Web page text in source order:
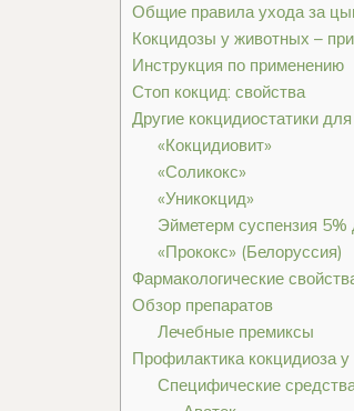
Общие правила ухода за
Кокцидозы у животных –
Инструкция по применению
Стоп кокцид: свойства
Другие кокцидиостатики
«Кокцидиовит»
«Соликокс»
«Уникокцид»
Эйметерм суспензия 5%
«Прококс» (Белоруссия)
Фармакологические
Обзор препаратов
Лечебные премиксы
Профилактика кокцидиоза у
Специфические